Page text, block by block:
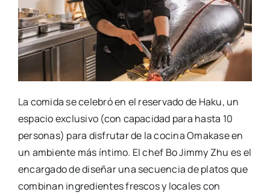
La comi­da se cele­bró en el reser­va­do de Haku, un
espa­cio exclu­si­vo (con capa­ci­dad para has­ta 10
per­so­nas) para dis­fru­tar de la coci­na Oma­ka­se en
un ambien­te más ínti­mo. El chef Bo Jimmy Zhu es el
encar­ga­do de dise­ñar una secuen­cia de pla­tos que
com­bi­nan ingre­dien­tes fres­cos y loca­les con